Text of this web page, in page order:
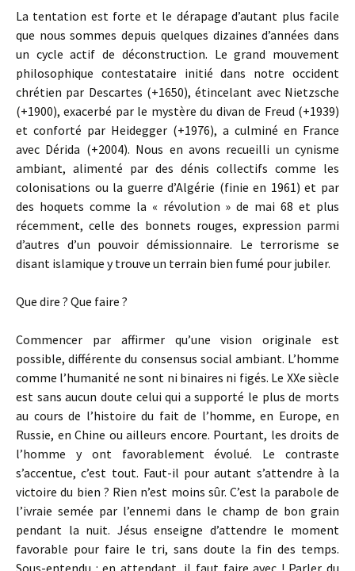
La tentation est forte et le dérapage d’autant plus facile
que nous sommes depuis quelques dizaines d’années dans
un cycle actif de déconstruction. Le grand mouvement
philosophique contestataire initié dans notre occident
chrétien par Descartes (+1650), étincelant avec Nietzsche
(+1900), exacerbé par le mystère du divan de Freud (+1939)
et conforté par Heidegger (+1976), a culminé en France
avec Dérida (+2004). Nous en avons recueilli un cynisme
ambiant, alimenté par des dénis collectifs comme les
colonisations ou la guerre d’Algérie (finie en 1961) et par
des hoquets comme la « révolution » de mai 68 et plus
récemment, celle des bonnets rouges, expression parmi
d’autres d’un pouvoir démissionnaire. Le terrorisme se
disant islamique y trouve un terrain bien fumé pour jubiler.
Que dire ? Que faire ?
Commencer par affirmer qu’une vision originale est
possible, différente du consensus social ambiant. L’homme
comme l’humanité ne sont ni binaires ni figés. Le XXe siècle
est sans aucun doute celui qui a supporté le plus de morts
au cours de l’histoire du fait de l’homme, en Europe, en
Russie, en Chine ou ailleurs encore. Pourtant, les droits de
l’homme y ont favorablement évolué. Le contraste
s’accentue, c’est tout. Faut-il pour autant s’attendre à la
victoire du bien ? Rien n’est moins sûr. C’est la parabole de
l’ivraie semée par l’ennemi dans le champ de bon grain
pendant la nuit. Jésus enseigne d’attendre le moment
favorable pour faire le tri, sans doute la fin des temps.
Sous-entendu : en attendant, il faut faire avec ! Parler du